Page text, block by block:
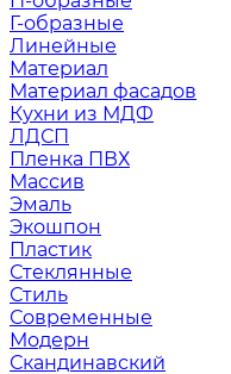
Г-образные
Линейные
Материал
Материал фасадов
Кухни из МДФ
ЛДСП
Пленка ПВХ
Массив
Эмаль
Экошпон
Пластик
Стеклянные
Стиль
Современные
Модерн
Скандинавский